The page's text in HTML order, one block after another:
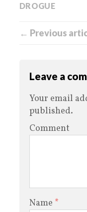
DROGUE
← Previous
Leave a
Your email
published.
Comment
Name *